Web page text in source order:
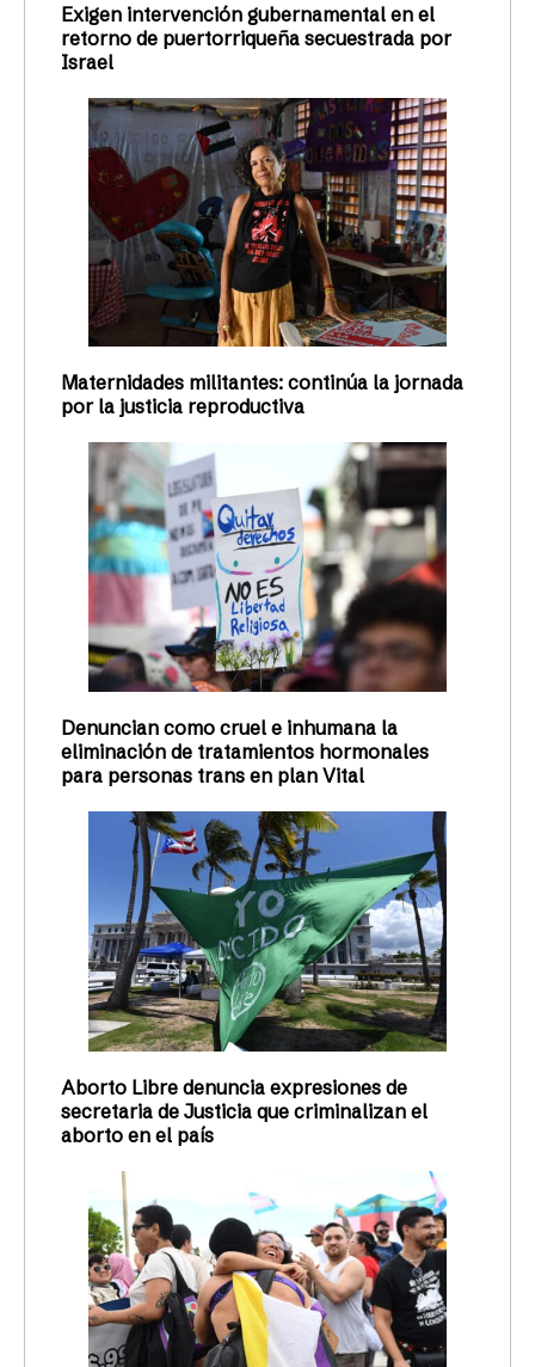
Exigen intervención gubernamental en el
retorno de puertorriqueña secuestrada por
Israel
Maternidades militantes: continúa la jornada
por la justicia reproductiva
Denuncian como cruel e inhumana la
eliminación de tratamientos hormonales
para personas trans en plan Vital
Aborto Libre denuncia expresiones de
secretaria de Justicia que criminalizan el
aborto en el país